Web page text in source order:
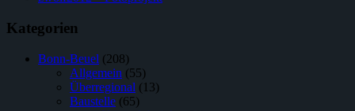
Kategorien
Bonn-Beuel (208)
Allgemein (55)
Überregional (13)
Baustelle (65)